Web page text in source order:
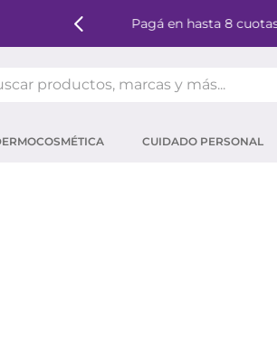
Pagá en hasta 8
CUIDADO PERSONAL